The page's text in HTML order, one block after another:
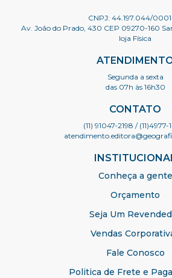
CNPJ: 44.197.044/
Av. João do Prado, 430 CEP 09270-160
loja Física
Segunda a sexta
das 07h às 16h30
CONTATO
(11) 91047-2198 /
Conheça a gente
Orçamento
Seja Um
Vendas
Fale Conosco
Politica de Frete e